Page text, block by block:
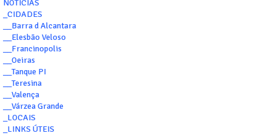
NOTÍCIAS
_CIDADES
__Barra d Alcantara
__Elesbão Veloso
__Francinopolis
__Oeiras
__Tanque PI
__Teresina
__Valença
__Várzea Grande
_LOCAIS
_LINKS ÚTEIS